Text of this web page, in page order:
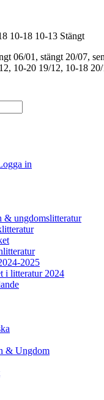
10-18 10-13 Stängt
06/01, stängt 20/07,
10-20 19/12, 10-18
in
& ungdomslitteratur
2025
i litteratur 2024
& Ungdom